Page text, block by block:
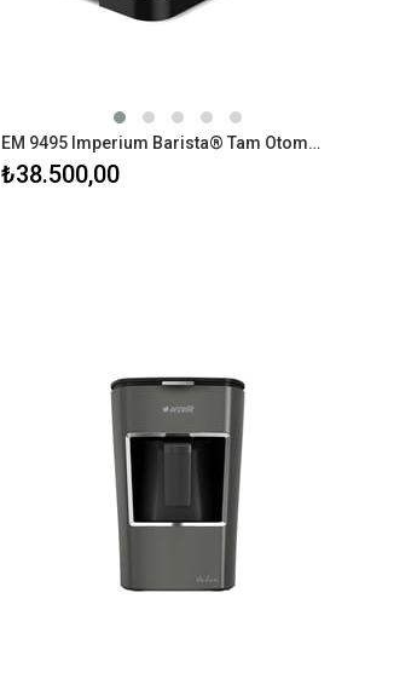
EM 9495 Imperium Barista® Tam Otomatik Espresso Makinesi
₺38.500,00